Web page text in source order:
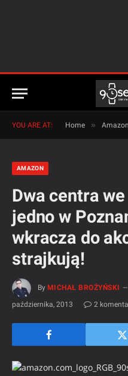
YOU ARE AT: Home » Amazon
AMAZON
Dwa centra
jedno w
wkracza do
strajkują!
By MICHAŁ BROŻYŃSKI
października, 2013
2